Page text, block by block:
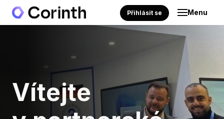
Menu
Přihlásit se
Vítejte